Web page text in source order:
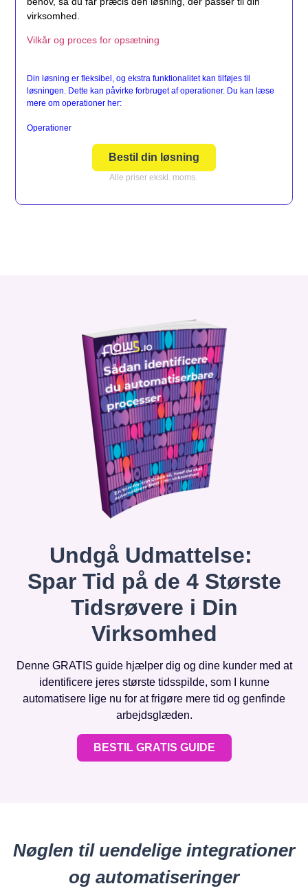
virksomhed.
Vilkår og proces for opsætning
Din løsning er fleksibel, og ekstra funktionalitet kan tilføjes til
løsningen. Dette kan påvirke forbruget af operationer. Du kan læse
mere om operationer her:
Operationer
Bestil din løsning
Alle priser ekskl. moms.
Undgå Udmattelse:
Spar Tid på de 4 Største
Tidsrøvere i Din
Virksomhed
Denne GRATIS guide hjælper dig og dine kunder med at
identificere jeres største tidsspilde, som I kunne
automatisere lige nu for at frigøre mere tid og genfinde
arbejdsglæden.
BESTIL GRATIS GUIDE
Nøglen til uendelige integrationer
og automatiseringer